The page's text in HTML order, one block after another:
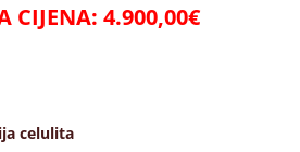
CIJENA: 4.900,00€
celulita